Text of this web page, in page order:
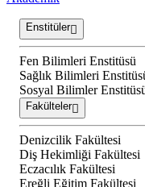
Enstitüler
Fen Bilimleri Enstitüsü
Sağlık Bilimleri
Sosyal Bilimler
Fakülteler
Denizcilik Fakültesi
Diş Hekimliği Fakültesi
Eczacılık Fakültesi
Ereğli Eğitim Fakültesi